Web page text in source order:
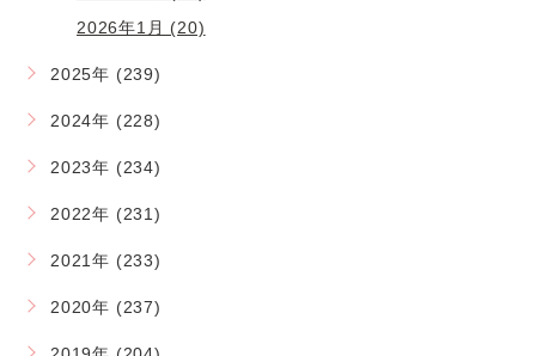
2026年1月 (20)
2025年 (239)
2024年 (228)
2023年 (234)
2022年 (231)
2021年 (233)
2020年 (237)